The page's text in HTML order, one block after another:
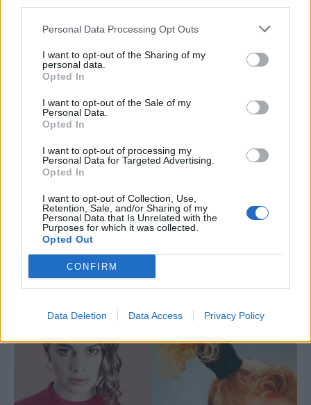
Personal Data Processing Opt Outs
I want to opt-out of the Sharing of my
personal data.
Opted In
I want to opt-out of the Sale of my
Personal Data.
Opted In
I want to opt-out of processing my
Personal Data for Targeted Advertising.
Opted In
I want to opt-out of Collection, Use,
Retention, Sale, and/or Sharing of my
Personal Data that Is Unrelated with the
Purposes for which it was collected.
Opted Out
CONFIRM
Data Deletion Data Access Privacy Policy